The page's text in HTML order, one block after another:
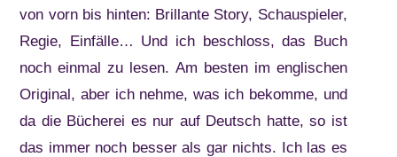
von vorn bis hinten: Brillante Story, Schauspieler,
Regie, Einfälle… Und ich beschloss, das Buch
noch einmal zu lesen. Am besten im englischen
Original, aber ich nehme, was ich bekomme, und
da die Bücherei es nur auf Deutsch hatte, so ist
das immer noch besser als gar nichts. Ich las es